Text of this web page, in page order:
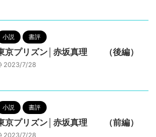
小説 書評
京プリズン│赤坂真理 （後編）
2023/7/28
小説 書評
京プリズン│赤坂真理 （前編）
2023/7/28